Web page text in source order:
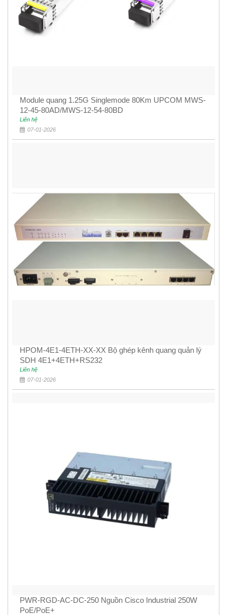
Module quang 1.25G Singlemode 80Km UPCOM MWS-
12-45-80AD/MWS-12-54-80BD
Liên hệ
07-01-2026
HPOM-4E1-4ETH-XX-XX Bộ ghép kênh quang quản lý
SDH 4E1+4ETH+RS232
Liên hệ
07-01-2026
PWR-RGD-AC-DC-250 Nguồn Cisco Industrial 250W
PoE/PoE+